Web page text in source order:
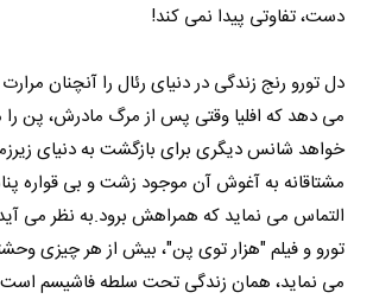
دست، تفاوتی پیدا نمی کند!
دل تورو رنج زندگی در دنیای رئال را آنچنان
می دهد که افلیا وقتی پس از مرگ مادرش، پن
خواهد شانس دیگری برای بازگشت به دنیای
مشتاقانه به آغوش آن موجود زشت و بی قواره
التماس می نماید که همراهش برود.به نظر می
تورو و فیلم "هزار توی پن"، بیش از هر چیزی
می نماید، همان زندگی تحت سلطه فاشیسم است